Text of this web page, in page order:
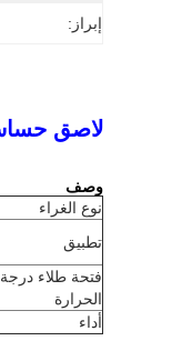
إبراز:
لاصق
وصف
نوع الغراء
تطبيق
فتحة طلاء درجة
الحرارة
أداء